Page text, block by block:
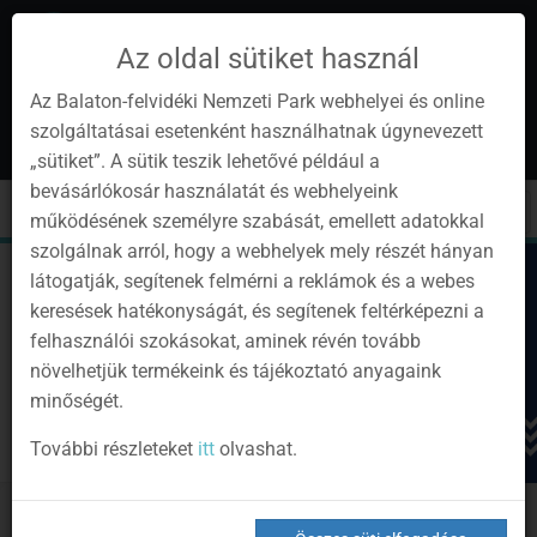
Instagram
YoutubeFacebookProgramok
Hírlevél
hu
Toggle
cart
Toggle
navigation
Bejelentkezés
Az oldal sütiket használ
Az Balaton-felvidéki Nemzeti Park webhelyei és online
szolgáltatásai esetenként használhatnak úgynevezett
„sütiket”. A sütik teszik lehetővé például a
bevásárlókosár használatát és webhelyeink
működésének személyre szabását, emellett adatokkal
szolgálnak arról, hogy a webhelyek mely részét hányan
látogatják, segítenek felmérni a reklámok és a webes
keresések hatékonyságát, és segítenek feltérképezni a
felhasználói szokásokat, aminek révén tovább
növelhetjük termékeink és tájékoztató anyagaink
minőségét.
További részleteket ittolvashat.